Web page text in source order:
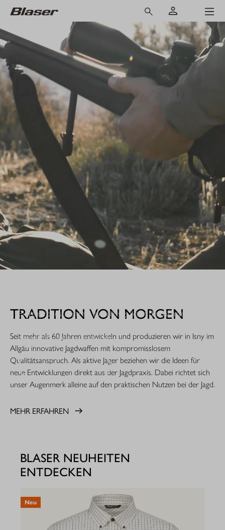
Extrem robust. Extrem zuverlässig: Sie ist die nächste
gemacht für den rauen Jagdeinsatz.
MEHR ERFAHREN
TRADITION VON MORGEN
Seit mehr als 60 Jahren entwickeln und produzieren wir in Isny im
Allgäu innovative Jagdwaffen mit kompromisslosem
Qualitätsanspruch. Als aktive Jäger beziehen wir die Ideen für
neue Entwicklungen direkt aus der Jagdpraxis. Dabei richtet sich
unser Augenmerk alleine auf den praktischen Nutzen bei der Jagd.
MEHR ERFAHREN
BLASER NEUHEITEN
ENTDECKEN
Neu